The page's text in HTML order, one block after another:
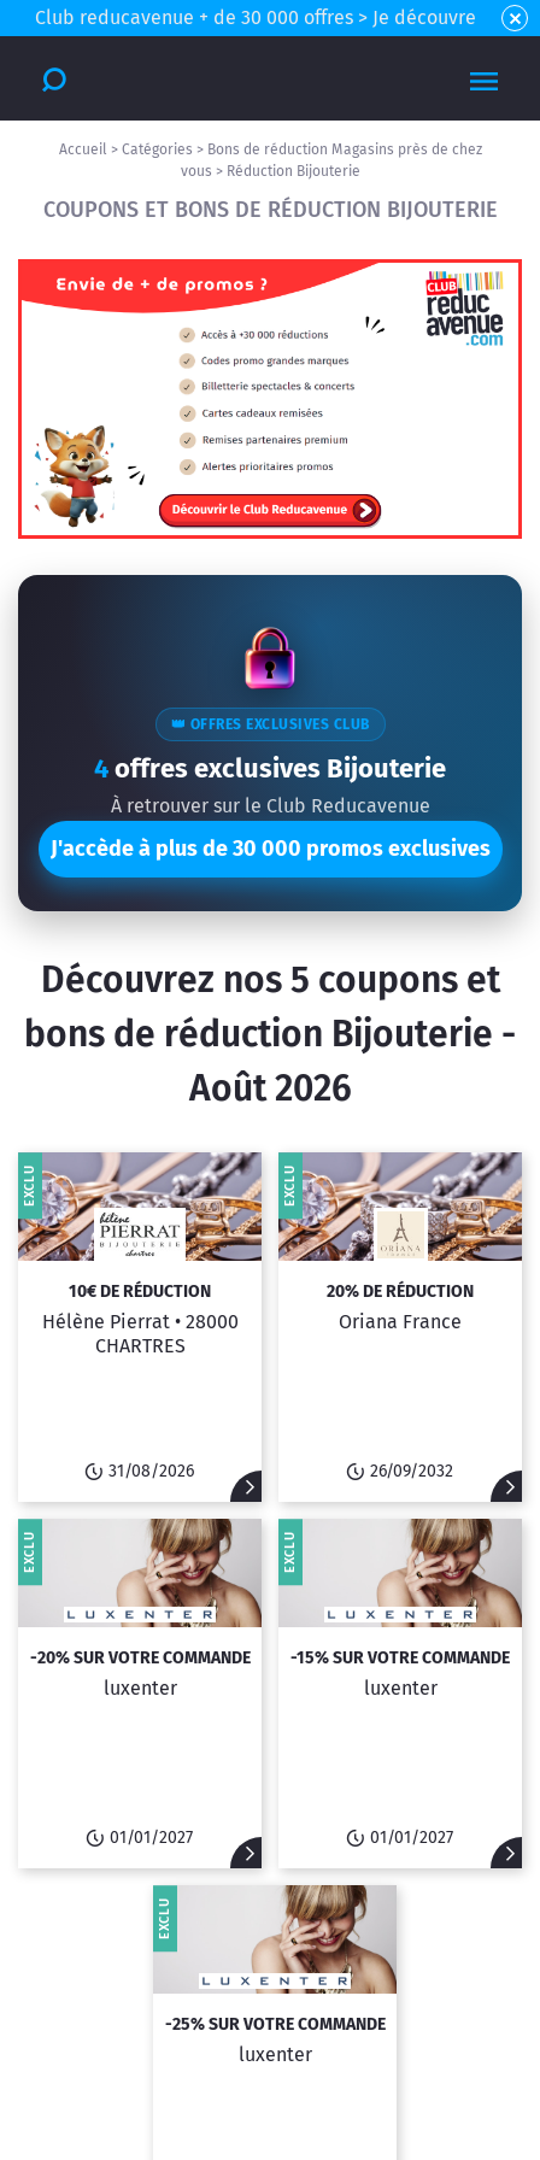
Club reducavenue + de 30 000 offres > Je découvre
Accueil > Catégories > Bons de réduction Magasins près de chez
vous > Réduction Bijouterie
COUPONS ET BONS DE RÉDUCTION BIJOUTERIE
👑 OFFRES EXCLUSIVES CLUB
4offres exclusives Bijouterie
À retrouver sur le Club Reducavenue
J'accède à plus de 30 000 promos exclusives
Découvrez nos5 coupons et
bons de réduction Bijouterie -
Août 2026
10€ DE RÉDUCTION
Hélène Pierrat • 28000
CHARTRES
31/08/2026
EXCLU
20% DE RÉDUCTION
Oriana France
26/09/2032
EXCLU
-20% SUR VOTRE COMMANDE
luxenter
01/01/2027
EXCLU
-15% SUR VOTRE COMMANDE
luxenter
01/01/2027
EXCLU
-25% SUR VOTRE COMMANDE
luxenter
EXCLU